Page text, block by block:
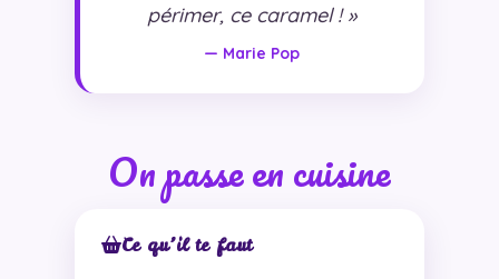
périmer, ce caramel ! »
— Marie Pop
On passe en cuisine
Ce qu’il te faut